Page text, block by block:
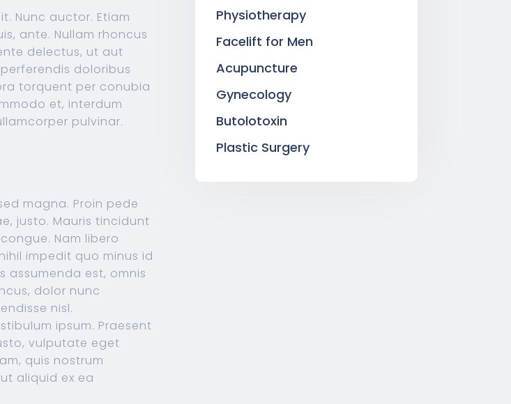
Nunc auctor. Etiam
ante. Nullam rhoncus
delectus, ut aut
doloribus
torquent per conubia
et, interdum
pulvinar.
magna. Proin pede
justo. Mauris tincidunt
Nam libero
impedit quo minus id
assumenda est, omnis
dolor nunc
nisl.
ipsum. Praesent
vulputate eget
quis nostrum
aliquid ex ea
Physiotherapy
Facelift for Men
Acupuncture
Gynecology
Butolotoxin
Plastic Surgery